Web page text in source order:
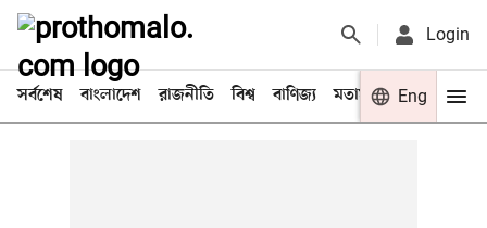
Login
সর্বশেষ বাংলাদেশ রাজনীতি বিশ্ব বাণিজ্য মতামত খেলা
Eng